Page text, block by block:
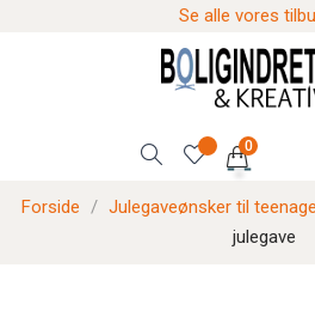
Se alle vores
0
Forside Julegaveønsker til
julegave